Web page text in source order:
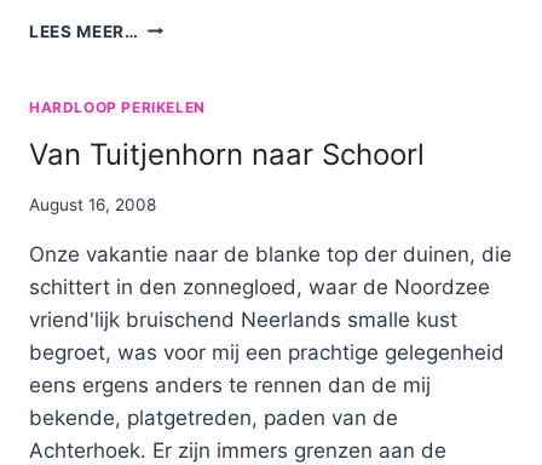
LEES MEER… HARDLOPEN
HARDLOOP PERIKELEN
Van Tuitjenhorn naar Schoorl
By
August 16, 2008
Onze vakantie naar de blanke top der duinen, die
schittert in den zonnegloed, waar de Noordzee
vriend'lijk bruischend Neerlands smalle kust
begroet, was voor mij een prachtige gelegenheid
eens ergens anders te rennen dan de mij
bekende, platgetreden, paden van de
Achterhoek. Er zijn immers grenzen aan de